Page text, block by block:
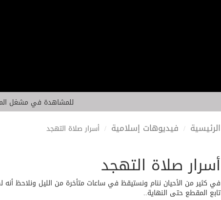
للمشاهدة في مشغل
الرئيسية فيديوهات إسلامية أسرار صلاة التهجد
أسرار صلاة التهجد
في كثير من الأحيان ننام ونستيقظ في ساعات متأخرة من الليل ونلاحظ
تابع المقطع حتى النهاية..